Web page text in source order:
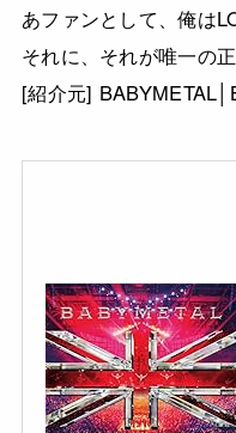
あファンとして、俺は
それに、それが唯一の
[紹介元]